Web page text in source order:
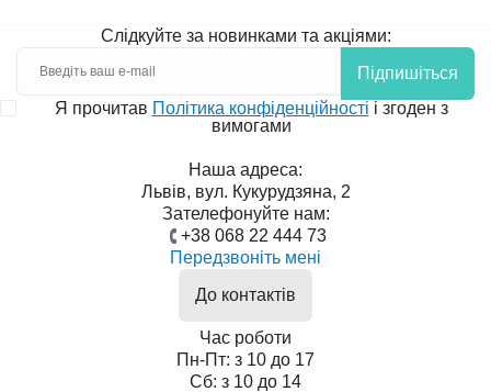
Слідкуйте за новинками та акціями:
Підпишіться
Я прочитав Політика конфіденційності і згоден з
вимогами
Наша адреса:
Львів, вул. Кукурудзяна, 2
Зателефонуйте нам:
+38 068 22 444 73
Передзвоніть мені
До контактів
Час роботи
Пн-Пт: з 10 до 17
Сб: з 10 до 14